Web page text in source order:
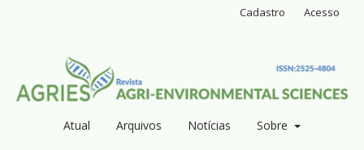
Atual Arquivos Notícias Sobre
Cadastro Acesso